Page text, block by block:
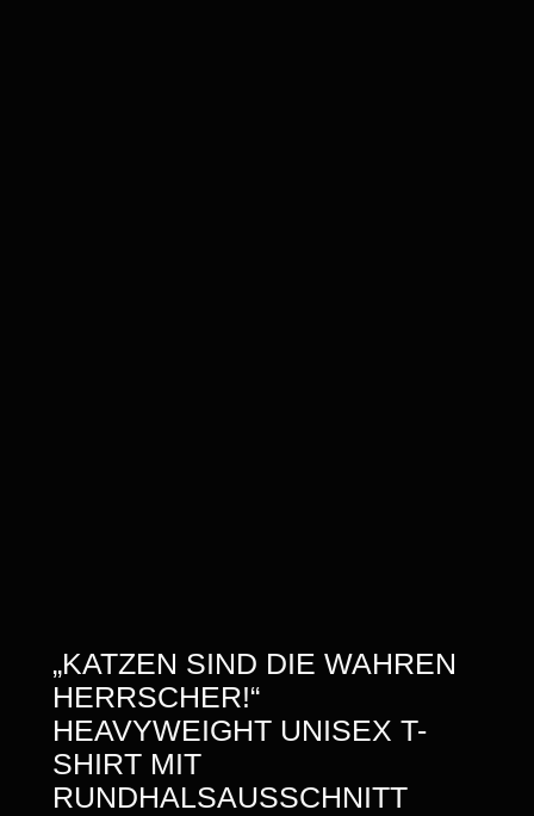
„KATZEN SIND DIE WAHREN
HERRSCHER!“
HEAVYWEIGHT UNISEX T-
SHIRT MIT
RUNDHALSAUSSCHNITT